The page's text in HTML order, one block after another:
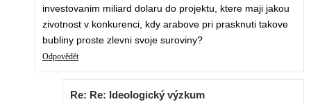
investovanim miliard dolaru do projektu, ktere maji jakou
zivotnost v konkurenci, kdy arabove pri prasknuti takove
bubliny proste zlevni svoje suroviny?
Odpovědět
Re: Re: Ideologický výzkum